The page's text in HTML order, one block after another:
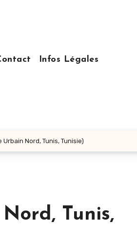
Infos Légales
Nord, Tunis, Tunisie)
Tunis,